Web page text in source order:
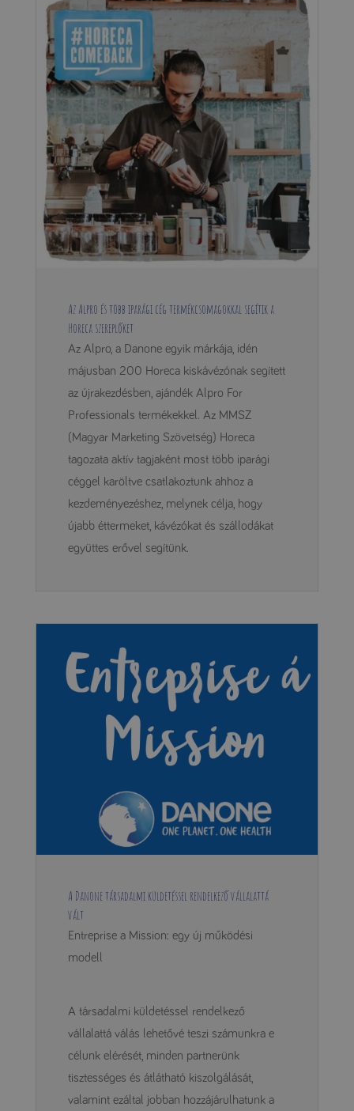
Az Alpro és több iparági cég termékcsomagokkal segítik a
Horeca szereplőket
Az Alpro, a Danone egyik márkája, idén
májusban 200 Horeca kiskávézónak segített
az újrakezdésben, ajándék Alpro For
Professionals termékekkel. Az MMSZ
(Magyar Marketing Szövetség) Horeca
tagozata aktív tagjaként most több iparági
céggel karöltve csatlakoztunk ahhoz a
kezdeményezéshez, melynek célja, hogy
újabb éttermeket, kávézókat és szállodákat
együttes erővel segítünk.
A Danone társadalmi küldetéssel rendelkező vállalattá
vált
Entreprise a Mission: egy új működési
modell
A társadalmi küldetéssel rendelkező
vállalattá válás lehetővé teszi számunkra e
célunk elérését, minden partnerünk
tisztességes és átlátható kiszolgálását,
valamint ezáltal jobban hozzájárulhatunk a